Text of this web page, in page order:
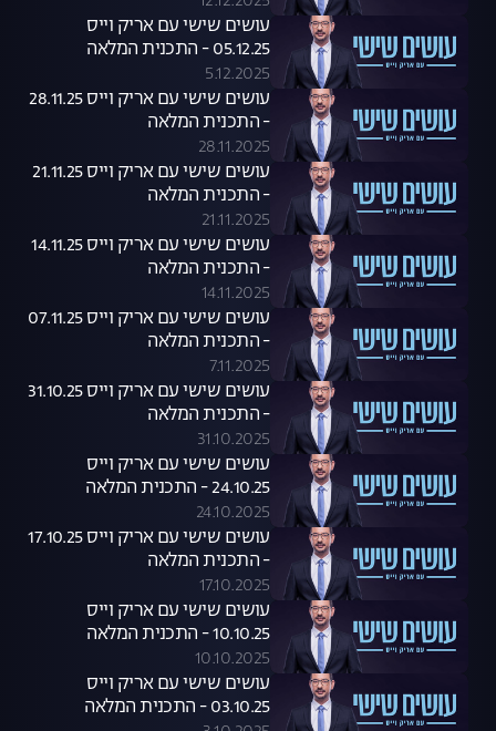
עושים שישי עם אריק וייס
05.12.25 - התכנית המלאה
5.12.2025
עושים שישי עם אריק וייס 28.11.25
- התכנית המלאה
28.11.2025
עושים שישי עם אריק וייס 21.11.25
- התכנית המלאה
21.11.2025
עושים שישי עם אריק וייס 14.11.25
- התכנית המלאה
14.11.2025
עושים שישי עם אריק וייס 07.11.25
- התכנית המלאה
7.11.2025
עושים שישי עם אריק וייס 31.10.25
- התכנית המלאה
31.10.2025
עושים שישי עם אריק וייס
24.10.25 - התכנית המלאה
24.10.2025
עושים שישי עם אריק וייס 17.10.25
- התכנית המלאה
17.10.2025
עושים שישי עם אריק וייס
10.10.25 - התכנית המלאה
10.10.2025
עושים שישי עם אריק וייס
03.10.25 - התכנית המלאה